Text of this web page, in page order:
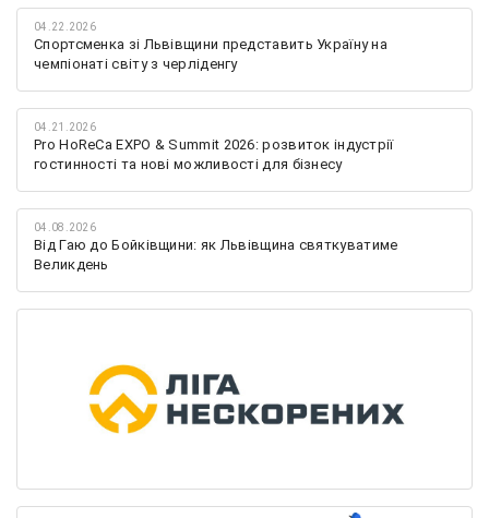
04.22.2026
Спортсменка зі Львівщини представить Україну на
чемпіонаті світу з черліденгу
04.21.2026
Pro HoReCa EXPO & Summit 2026: розвиток індустрії
гостинності та нові можливості для бізнесу
04.08.2026
Від Гаю до Бойківщини: як Львівщина святкуватиме
Великдень